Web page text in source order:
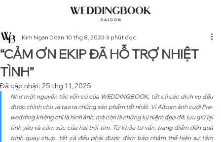
“CẢM ƠN EKIP ĐÃ HỖ TRỢ NHIỆT
TÌNH”
Kim Ngan Doan 10 thg 8, 2023 3 phút đọc
Đã cập nhật: 25 thg 11, 2025
Như một nguyên tắc vốn có của WEDDINGBOOK, tất cả các dịch vụ đều
được chỉnh chu và tạo ra những sản phẩm tốt nhất. Vì Album ảnh cưới Pre-
wedding không chỉ là hình ảnh, mà còn là những kỷ niệm đẹp đẽ, lưu giữ lại
tình yêu và cảm xúc của hai trái tim. Từ khâu tư vấn, trang điểm đến quá
trình quay chụp, tất cả đều phải được đảm bảo nhằm thể hiện sự tâm